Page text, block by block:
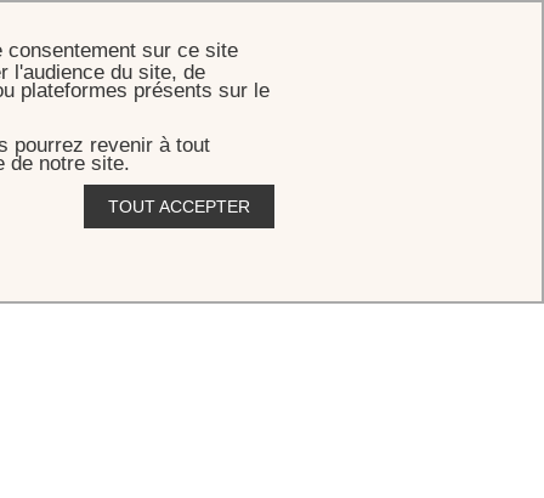
sur ce site
l'audience du site, de
plateformes présents sur le
pourrez revenir à tout
de notre site.
TOUT ACCEPTER